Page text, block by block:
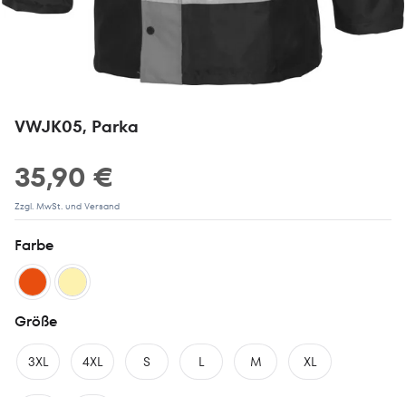
VWJK05, Parka
35,90 €
Zzgl. MwSt. und Versand
Farbe
Größe
3XL 4XL S L M XL